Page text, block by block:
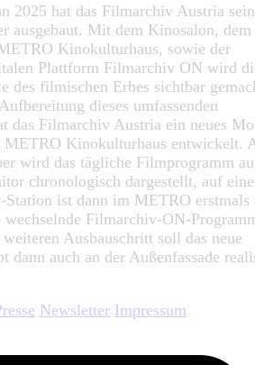
2025 hat das Filmarchiv Austria sein
ausgebaut. Mit dem Kinosalon, dem
Kinokulturhaus, sowie der
Plattform Filmarchiv ON wird
des filmischen Erbes sichtbar
dieses umfassenden
das Filmarchiv Austria ein neues
METRO Kinokulturhaus entwickelt.
wird das tägliche Filmprogramm
chronologisch dargestellt, auf
Station ist dann im METRO erstmals
wechselnde Filmarchiv-ON-
Ausbauschritt soll das neue
dann auch an der Außenfassade
Newsletter Impressum